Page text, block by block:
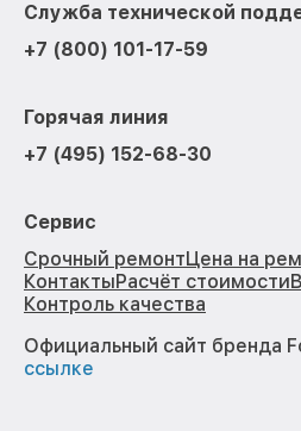
Служба технической
+7 (800) 101-17-59
Горячая линия
+7 (495) 152-68-30
Сервис
Срочный ремонтЦена на
КонтактыРасчёт стоимости
Контроль качества
Официальный сайт бренда
ссылке